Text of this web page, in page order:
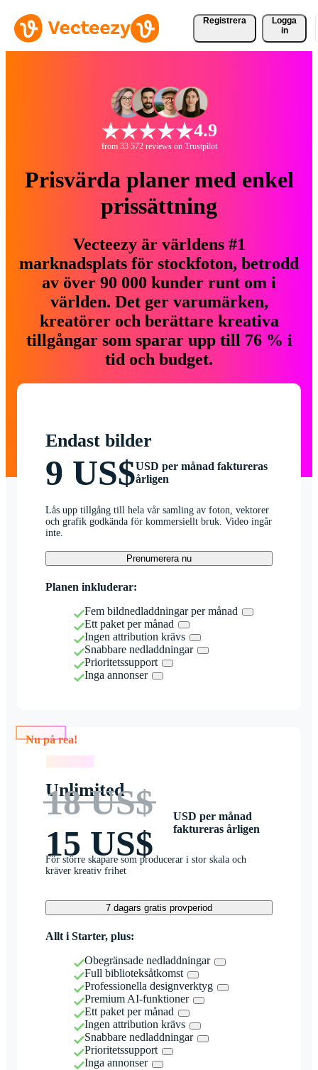
Registrera
Logga
in
4.9
from 33 572 reviews on Trustpilot
Prisvärda planer med enkel
prissättning
Vecteezy är världens #1
marknadsplats för stockfoton, betrodd
av över 90 000 kunder runt om i
världen. Det ger varumärken,
kreatörer och berättare kreativa
tillgångar som sparar upp till 76 % i
tid och budget.
Endast bilder
9 US$USD per månad faktureras
årligen
Lås upp tillgång till hela vår samling av foton, vektorer
och grafik godkända för kommersiellt bruk. Video ingår
inte.
Prenumerera nu
Planen inkluderar:
Fem bildnedladdningar per månad
Ett paket per månad
Ingen attribution krävs
Snabbare nedladdningar
Prioritetssupport
Inga annonser
Nu på rea!
Unlimited
18 US$
15 US$
USD per månad
faktureras årligen
För större skapare som producerar i stor skala och
kräver kreativ frihet
7 dagars gratis provperiod
Allt i Starter, plus:
Obegränsade nedladdningar
Full biblioteksåtkomst
Professionella designverktyg
Premium AI-funktioner
Ett paket per månad
Ingen attribution krävs
Snabbare nedladdningar
Prioritetssupport
Inga annonser